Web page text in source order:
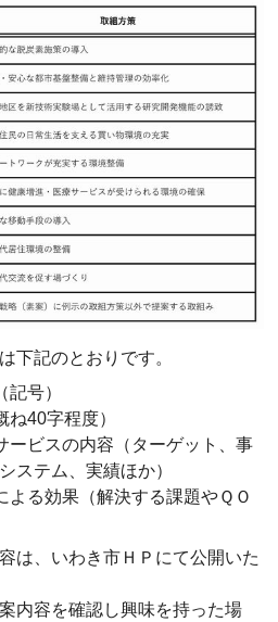
下記のとおりです。
号）
40字程度）
ビスの内容（ターゲット、事
ステム、実績ほか）
る効果（解決する課題やＱＯ
は、いわき市ＨＰにて公開いた
内容を確認し興味を持った場